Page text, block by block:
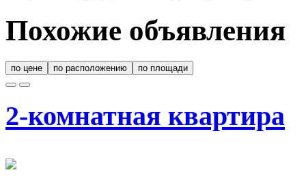
Похожие объявления
по цене по расположению по площади
2-комнатная квартира